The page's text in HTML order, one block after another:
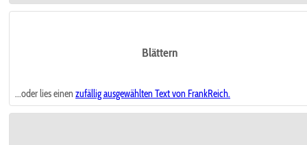
Blättern
...oder lies einen zufällig ausgewählten Text von FrankReich.